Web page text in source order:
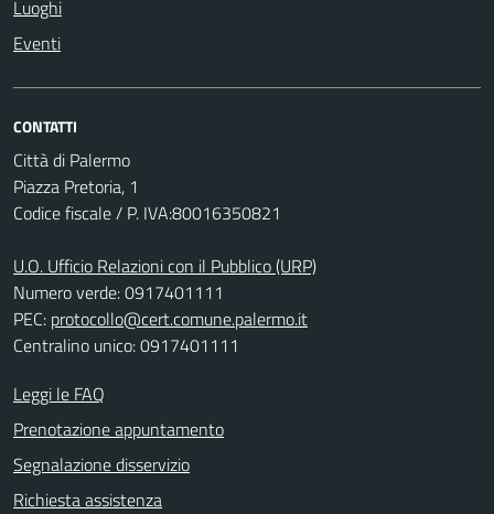
Luoghi
Eventi
CONTATTI
Città di Palermo
Piazza Pretoria, 1
Codice fiscale / P. IVA:80016350821
U.O. Ufficio Relazioni con il Pubblico (URP)
Numero verde: 0917401111
PEC: protocollo@cert.comune.palermo.it
Centralino unico: 0917401111
Leggi le FAQ
Prenotazione appuntamento
Segnalazione disservizio
Richiesta assistenza